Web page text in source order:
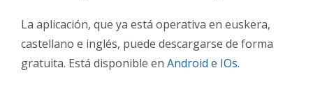
La aplicación, que ya está operativa en euskera,
castellano e inglés, puede descargarse de forma
gratuita. Está disponible en Android e IOs.